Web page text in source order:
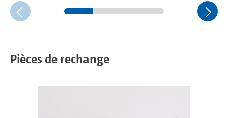
Pièces de rechange